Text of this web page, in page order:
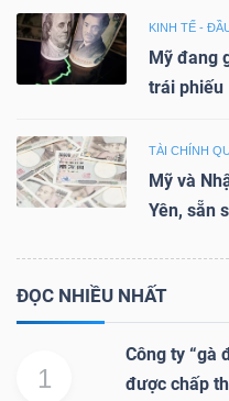
KINH TẾ -
Mỹ đang
trái phiếu
TÀI CHÍNH
Mỹ và
Yên, sẵn
ĐỌC NHIỀU NHẤT
1
Công ty “gà
được chấp